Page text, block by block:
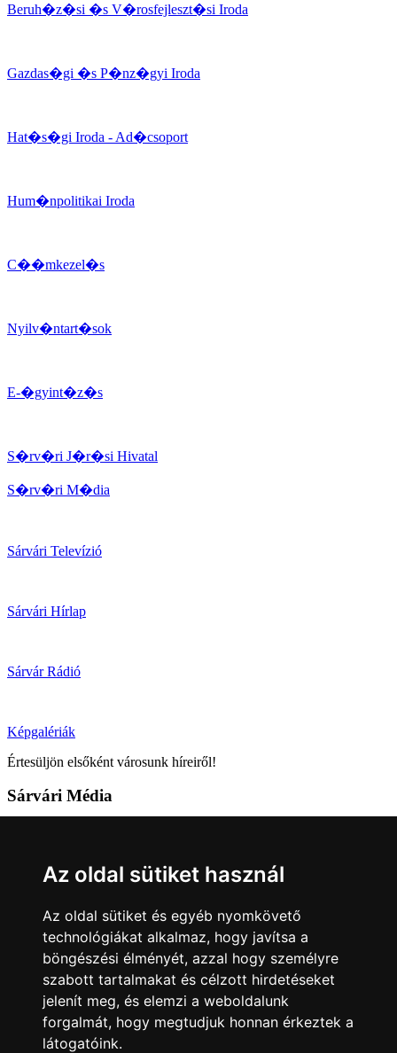
Az oldal sütiket használ
Az oldal sütiket és egyéb nyomkövető
technológiákat alkalmaz, hogy javítsa a
böngészési élményét, azzal hogy személyre
szabott tartalmakat és célzott hirdetéseket
jelenít meg, és elemzi a weboldalunk
forgalmát, hogy megtudjuk honnan érkeztek a
látogatóink.
Beruh�z�si �s V�rosfejleszt�si Iroda
Gazdas�gi �s P�nz�gyi Iroda
Hat�s�gi Iroda - Ad�csoport
Hum�npolitikai Iroda
C��mkezel�s
Nyilv�ntart�sok
E-�gyint�z�s
S�rv�ri J�r�si Hivatal
S�rv�ri M�dia
Sárvári Televízió
Sárvári Hírlap
Sárvár Rádió
Képgalériák
Értesüljön elsőként városunk híreiről!
Sárvári Média
Kövess minket!
Sárvár lendületben Sárvár lendületben
Nyilatkozatok
Impresszum Felhasználási feltételek Adatkezelési tájékoztató
Akadálymentesítési nyilatkozat